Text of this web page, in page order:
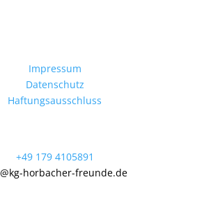
Impressum
Datenschutz
Haftungsausschluss
+49 179 4105891
horbacher-freunde.de